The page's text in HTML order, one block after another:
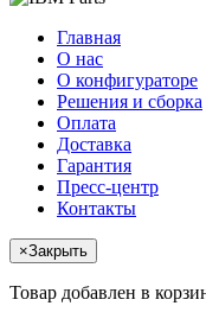
Главная
О нас
О конфигураторе
Решения и сборка
Оплата
Доставка
Гарантия
Пресс-центр
Контакты
×Закрыть
Товар добавлен в